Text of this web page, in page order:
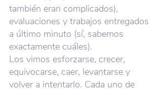
también eran complicados),
evaluaciones y trabajos entregados
a último minuto (sí, sabemos
exactamente cuáles).
Los vimos esforzarse, crecer,
equivocarse, caer, levantarse y
volver a intentarlo. Cada uno de